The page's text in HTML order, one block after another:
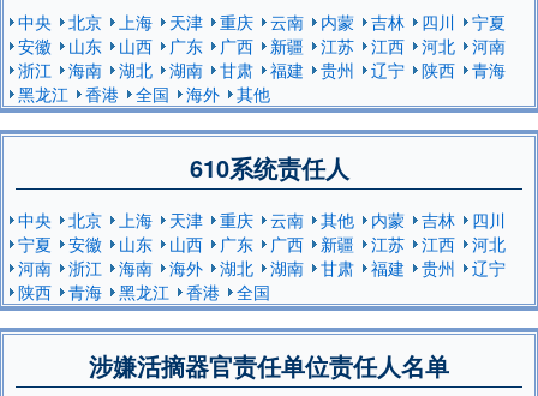
中央 北京 上海 天津 重庆 云南 内蒙 吉林 四川
宁夏
安徽
山东 山西 广东 广西 新疆 江苏 江西 河北
河南
浙江
海南 湖北 湖南 甘肃 福建 贵州 辽宁 陕西
青海
黑龙江
香港 全国 海外 其他
610系统责任人
中央 北京 上海 天津 重庆 云南 其他 内蒙 吉林
四川
宁夏
安徽 山东 山西 广东 广西 新疆 江苏 江西
河北
河南
浙江 海南 海外 湖北 湖南 甘肃 福建 贵州
辽宁
陕西
青海 黑龙江 香港 全国
涉嫌活摘器官责任单位责任人名单